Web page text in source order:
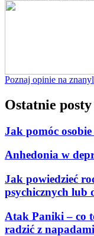
Poznaj opinie na
Ostatnie posty
Jak pomóc
Anhedonia w
Jak powiedzieć
psychicznych lub
Atak Paniki – co
radzić z